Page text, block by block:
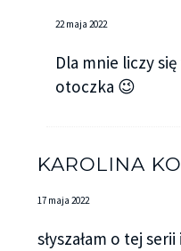
22 maja 2022
Dla mnie liczy
otoczka 😉
KAROLINA
17 maja 2022
słyszałam o tej